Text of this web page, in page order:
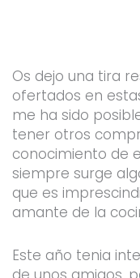
Os dejo una tira
ofertados en
me ha sido
tener otros
conocimiento de
siempre surge
que es
amante de la
Este año tenia